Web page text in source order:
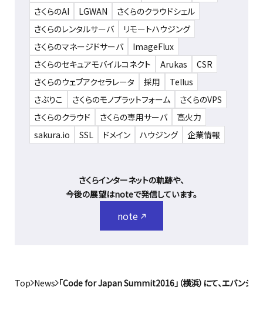
さくらのAI
LGWAN
さくらのクラウドシェル
さくらのレンタルサーバ
リモートハウジング
さくらのマネージドサーバ
ImageFlux
さくらのセキュアモバイルコネクト
Arukas
CSR
さくらのウェブアクセラレータ
採用
Tellus
さぶりこ
さくらのモノプラットフォーム
さくらのVPS
さくらのクラウド
さくらの専用サーバ
高火力
sakura.io
SSL ドメイン ハウジング 企業情報
さくらインターネットの軌跡や、
今後の展望はnoteで発信しています。
note
Top News 「Code for Japan Summit2016」（横浜）にて、エバンジ